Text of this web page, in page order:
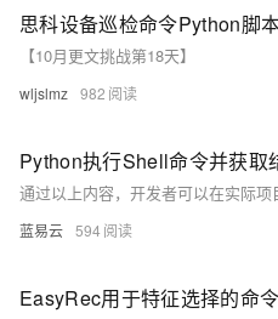
思科设备巡检命令Python脚
【10月更文挑战第18天】
wljslmz 982
Python执行Shell命令并获取
蓝易云 594